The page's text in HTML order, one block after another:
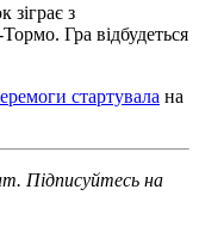
зіграє з
Гра відбудеться
стартувала на
Підписуйтесь на